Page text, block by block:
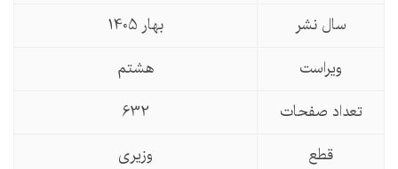
سال نشر
بهار 1405
ویراست
هشتم
تعداد صفحات
632
قطع
وزیری